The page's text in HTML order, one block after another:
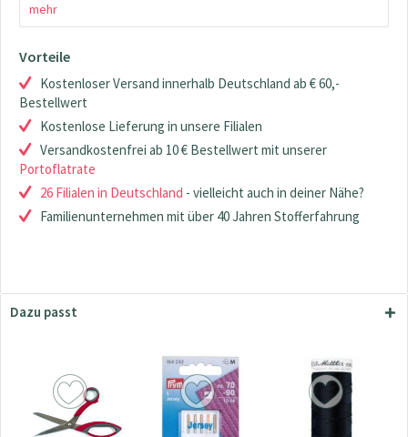
mehr
Vorteile
Kostenloser Versand innerhalb Deutschland ab € 60,-
Bestellwert
Kostenlose Lieferung in unsere Filialen
Versandkostenfrei ab 10 € Bestellwert mit unserer
Portoflatrate
26 Filialen in Deutschland - vielleicht auch in deiner Nähe?
Familienunternehmen mit über 40 Jahren Stofferfahrung
Dazu passt